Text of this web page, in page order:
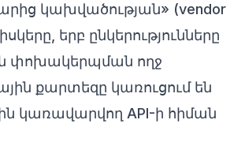
կախվածության» (vendor
երբ ընկերությունները
փոխակերպման ողջ
քարտեզը կառուցում են
կառավարվող API-ի հիման